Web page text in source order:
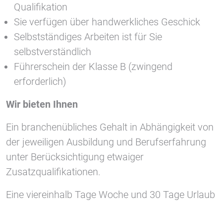
Qualifikation
Sie verfügen über handwerkliches Geschick
Selbstständiges Arbeiten ist für Sie
selbstverständlich
Führerschein der Klasse B (zwingend
erforderlich)
Wir bieten Ihnen
Ein branchenübliches Gehalt in Abhängigkeit von
der jeweiligen Ausbildung und Berufserfahrung
unter Berücksichtigung etwaiger
Zusatzqualifikationen.
Eine viereinhalb Tage Woche und 30 Tage Urlaub